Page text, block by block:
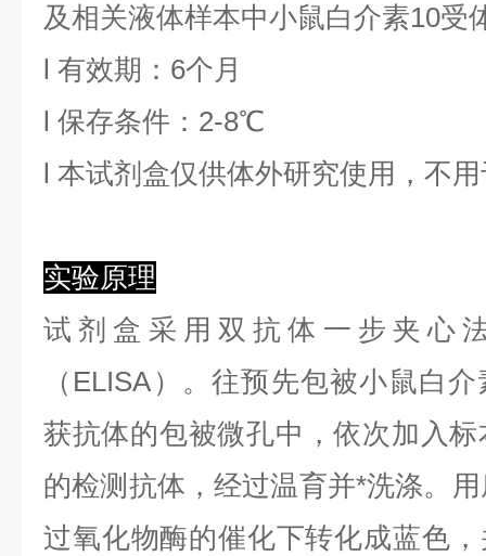
及相关液体样本中小鼠白介素10受
l 有效期：6个月
l 保存条件： 2-8℃
l 本试剂盒仅供体外研究使用，不
实验原理
试剂盒采用双抗体一步夹心
（ELISA）。往预先包被小鼠白
获抗体的包被微孔中，依次加入
的检测抗体，经过温育并*洗涤。
过氧化物酶的催化下转化成蓝色